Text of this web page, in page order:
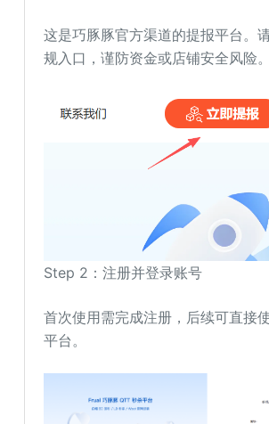
这是巧豚豚官方渠道的提报平台。
规入口，谨防资金或店铺安全风险。
Step 2：注册并登录账号
首次使用需完成注册，后续可直接
平台。